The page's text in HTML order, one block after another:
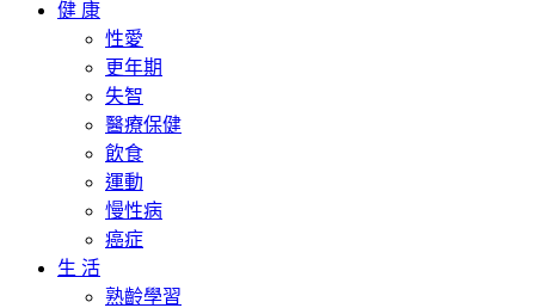
健 康
性愛
更年期
失智
醫療保健
飲食
運動
慢性病
癌症
生 活
熟齡學習